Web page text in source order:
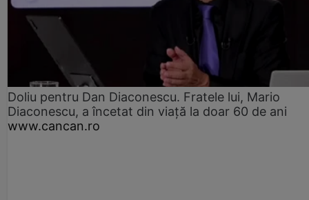
Doliu pentru Dan Diaconescu. Fratele lui, Mario
Diaconescu, a încetat din viață la doar 60 de ani
www.cancan.ro